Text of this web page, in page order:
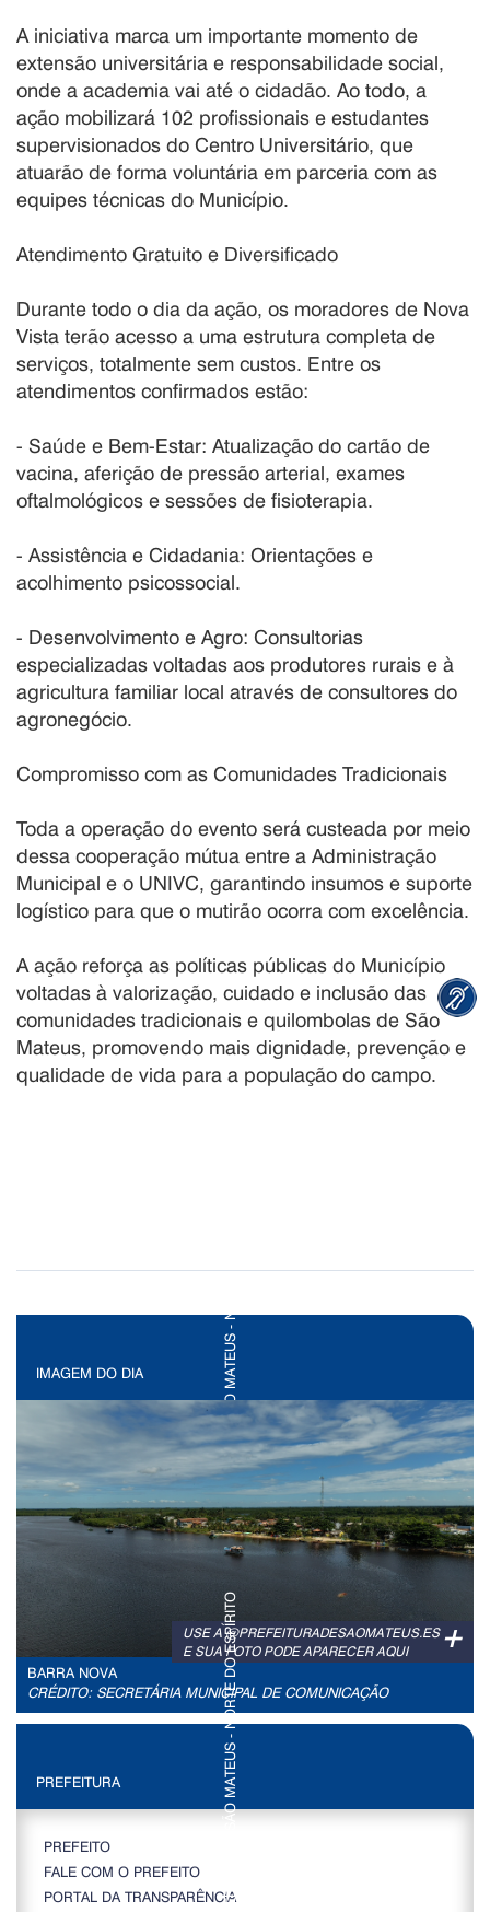
A iniciativa marca um importante momento de
extensão universitária e responsabilidade social,
onde a academia vai até o cidadão. Ao todo, a
ação mobilizará 102 profissionais e estudantes
supervisionados do Centro Universitário, que
atuarão de forma voluntária em parceria com as
equipes técnicas do Município.
Atendimento Gratuito e Diversificado
Durante todo o dia da ação, os moradores de Nova
Vista terão acesso a uma estrutura completa de
serviços, totalmente sem custos. Entre os
atendimentos confirmados estão:
- Saúde e Bem-Estar: Atualização do cartão de
vacina, aferição de pressão arterial, exames
oftalmológicos e sessões de fisioterapia.
- Assistência e Cidadania: Orientações e
acolhimento psicossocial.
- Desenvolvimento e Agro: Consultorias
especializadas voltadas aos produtores rurais e à
agricultura familiar local através de consultores do
agronegócio.
Compromisso com as Comunidades Tradicionais
Toda a operação do evento será custeada por meio
dessa cooperação mútua entre a Administração
Municipal e o UNIVC, garantindo insumos e suporte
logístico para que o mutirão ocorra com excelência.
A ação reforça as políticas públicas do Município
voltadas à valorização, cuidado e inclusão das
comunidades tradicionais e quilombolas de São
Mateus, promovendo mais dignidade, prevenção e
qualidade de vida para a população do campo.
IMAGEM DO DIA
+
USE A @PREFEITURADESAOMATEUS.ES
E SUA FOTO PODE APARECER AQUI
BARRA NOVA
CRÉDITO: SECRETÁRIA MUNICIPAL DE COMUNICAÇÃO
PREFEITURA
PREFEITO
FALE COM O PREFEITO
PORTAL DA TRANSPARÊNCIA